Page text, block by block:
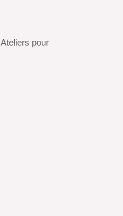
pour